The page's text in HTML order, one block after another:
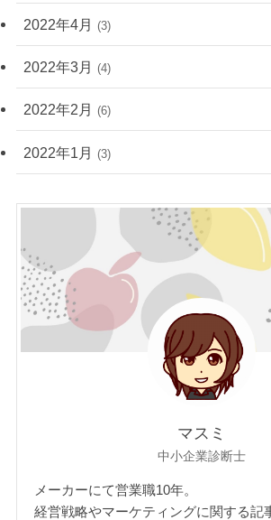
2022年4月 (3)
2022年3月 (4)
2022年2月 (6)
2022年1月 (3)
マスミ
中小企業診断士
メーカーにて営業職10年。
経営戦略やマーケティングに関する記